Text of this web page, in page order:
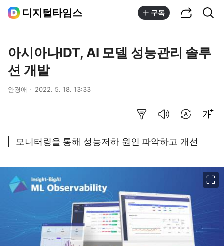
디지털타임스 구독
아시아나IDT, AI 모델 성능관리 솔루
션 개발
안경애 2022. 5. 18. 13:33
모니터링을 통해 성능저하 원인 파악하고 개선